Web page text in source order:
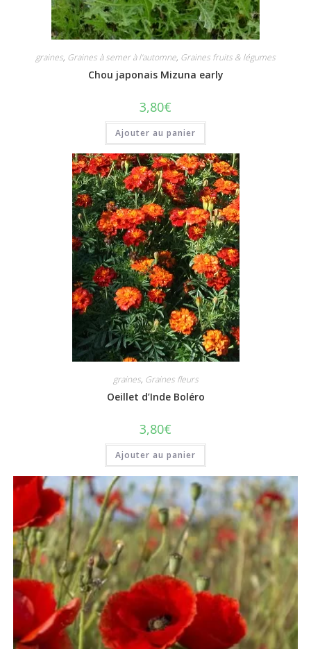
graines, Graines à semer à l'automne, Graines fruits & légumes
Chou japonais Mizuna early
3,80€
Ajouter au panier
graines, Graines fleurs
Oeillet d’Inde Boléro
3,80€
Ajouter au panier